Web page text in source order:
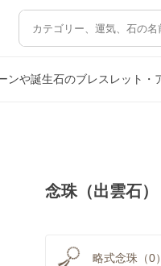
ンや誕生石のブレスレット・
念珠（出雲石）
略式念珠（0）